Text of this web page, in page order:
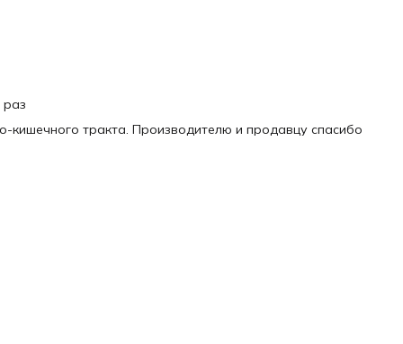
раз
кишечного тракта. Производителю и продавцу спасибо